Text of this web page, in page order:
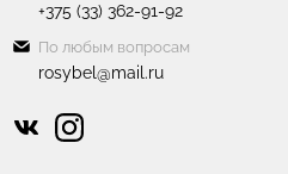
+375 (33) 362-91-92
По любым вопросам
rosybel@mail.ru